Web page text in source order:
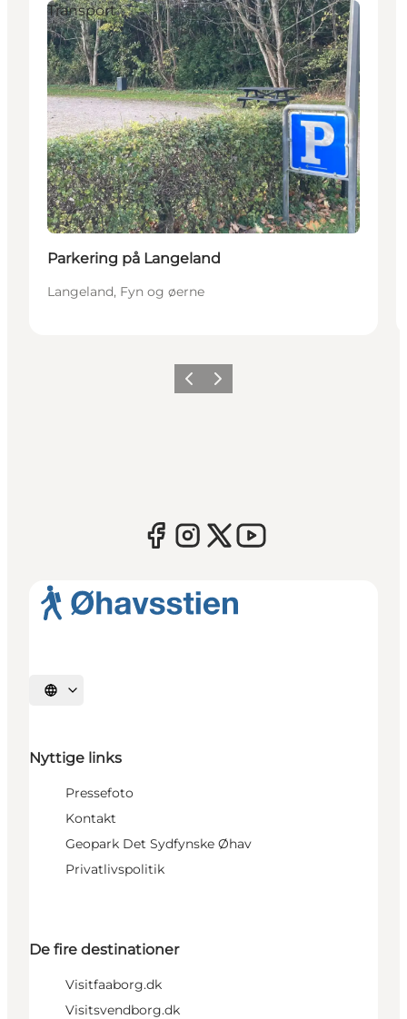
Transport
Parkering på Langeland
Langeland, Fyn og øerne
ForrigeNæste
Vælg sprog
Nyttige links
Pressefoto
Kontakt
Geopark Det Sydfynske Øhav
Privatlivspolitik
De fire destinationer
Visitfaaborg.dk
Visitsvendborg.dk